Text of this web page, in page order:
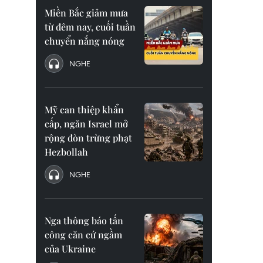
Miền Bắc giảm mưa
từ đêm nay, cuối tuần
chuyển nắng nóng
NGHE
Mỹ can thiệp khẩn
cấp, ngăn Israel mở
rộng đòn trừng phạt
Hezbollah
NGHE
Nga thông báo tấn
công căn cứ ngầm
của Ukraine